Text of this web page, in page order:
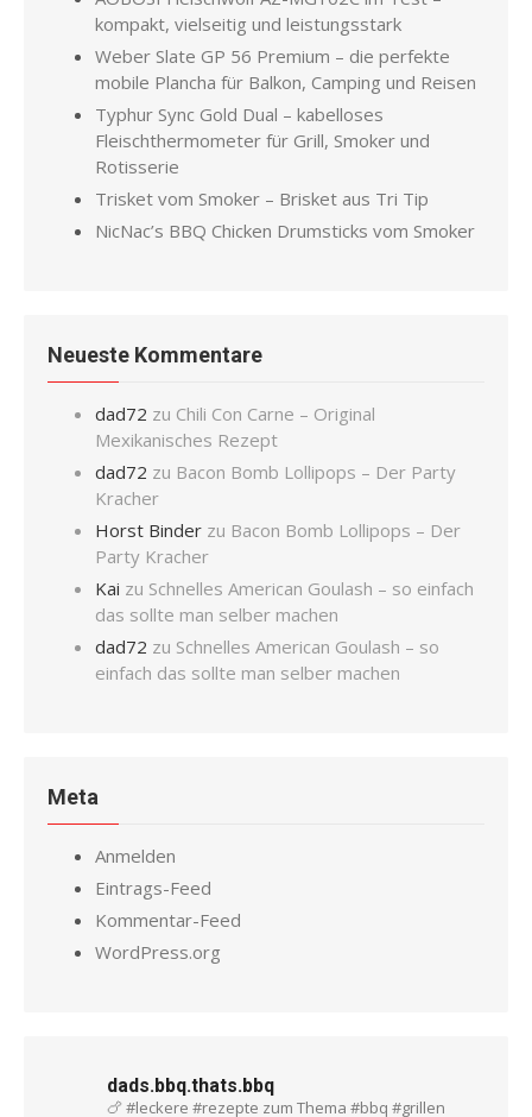
kompakt, vielseitig und leistungsstark
Weber Slate GP 56 Premium – die perfekte
mobile Plancha für Balkon, Camping und Reisen
Typhur Sync Gold Dual – kabelloses
Fleischthermometer für Grill, Smoker und
Rotisserie
Trisket vom Smoker – Brisket aus Tri Tip
NicNac’s BBQ Chicken Drumsticks vom Smoker
Neueste Kommentare
dad72 zu Chili Con Carne – Original
Mexikanisches Rezept
dad72 zu Bacon Bomb Lollipops – Der Party
Kracher
Horst Binder zu Bacon Bomb Lollipops – Der
Party Kracher
Kai zu Schnelles American Goulash – so einfach
das sollte man selber machen
dad72 zu Schnelles American Goulash – so
einfach das sollte man selber machen
Meta
Anmelden
Eintrags-Feed
Kommentar-Feed
WordPress.org
dads.bbq.thats.bbq
🍗 #leckere #rezepte zum Thema #bbq #grillen